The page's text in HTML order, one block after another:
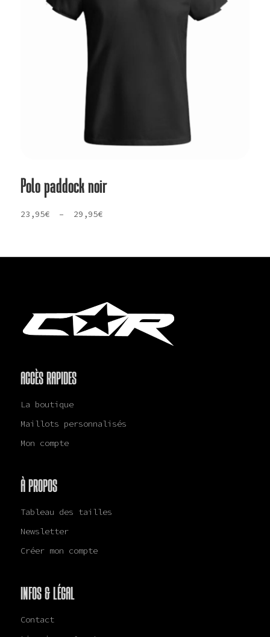
Polo paddock noir
23,95€ – 29,95€Plage
23,95€
ACCÈS RAPIDES
La boutique
Maillots personnalisés
Mon compte
À PROPOS
Tableau des tailles
Newsletter
Créer mon compte
INFOS & LÉGAL
Contact